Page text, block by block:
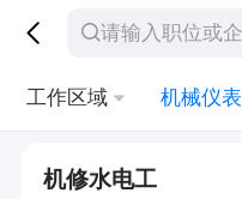
工作区域 机械仪表
机修水电工